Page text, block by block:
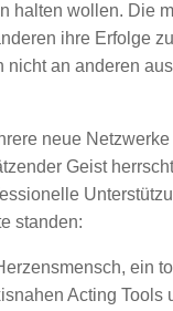
halten wollen. Die
ihre Erfolge
an anderen
neue
Geist
standen:
ein
Acting Tools